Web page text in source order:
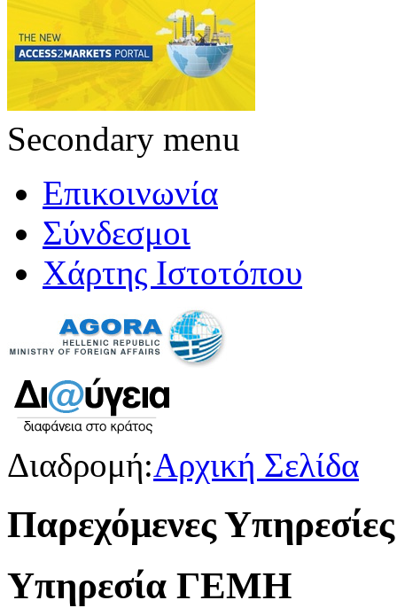
Secondary menu
Επικοινωνία
Σύνδεσμοι
Χάρτης Ιστοτόπου
Διαδρομή:Αρχική Σελίδα
Παρεχόμενες
Υπηρεσία ΓΕΜΗ